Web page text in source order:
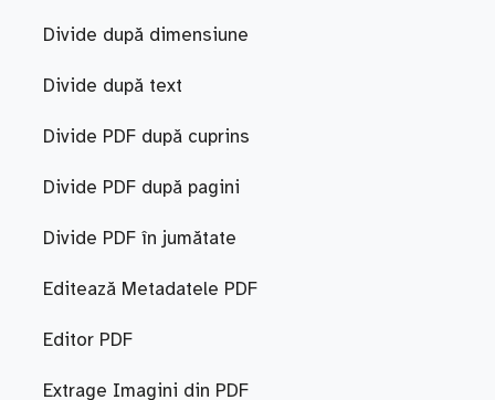
Divide după dimensiune
Divide după text
Divide PDF după cuprins
Divide PDF după pagini
Divide PDF în jumătate
Editează Metadatele PDF
Editor PDF
Extrage Imagini din PDF